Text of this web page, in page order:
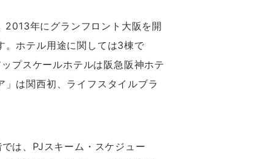
2013年にグランフロント大阪を開
。ホテル用途に関しては3棟で
プスケールホテルは阪急阪神ホテ
は関西初、ライフスタイルブラ
は、PJスキーム・スケジュー